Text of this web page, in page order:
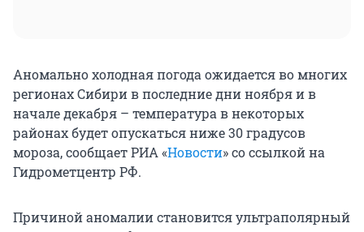
Аномально холодная погода ожидается во многих
регионах Сибири в последние дни ноября и в
начале декабря – температура в некоторых
районах будет опускаться ниже 30 градусов
мороза, сообщает РИА «Новости» со ссылкой на
Гидрометцентр РФ.
Причиной аномалии становится ультраполярный